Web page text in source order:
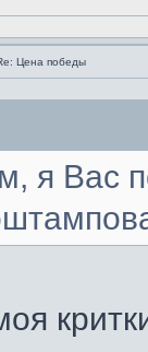
Цена победы
я Вас